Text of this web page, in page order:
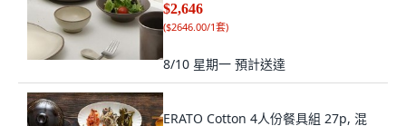
$2,646
($2646.00/1套)
8/10 星期一 預計送達
ERATO Cotton 4人份餐具組 27p, 混